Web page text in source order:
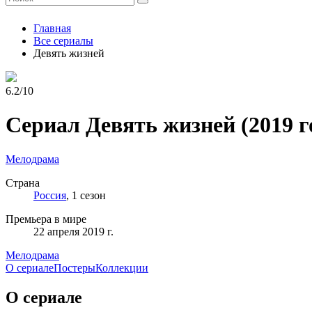
Главная
Все сериалы
Девять жизней
6.2/10
Сериал Девять жизней (2019
Мелодрама
Страна
Россия, 1 сезон
Премьера в мире
22 апреля 2019 г.
Мелодрама
О сериалеПостерыКоллекции
О сериале